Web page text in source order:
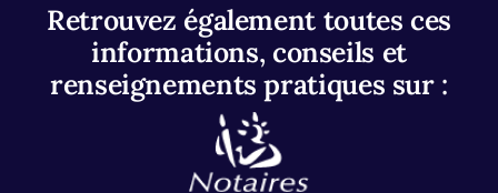
Retrouvez également toutes ces
informations, conseils et
renseignements pratiques sur :